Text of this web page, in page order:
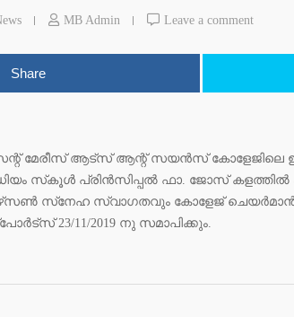
MB Admin Leave a comment
Share
മേരീസ് ആട്‌സ് ആന്റ് സയന്‍സ് കോളേജിലെ
സ്‌കൂള്‍ പ്രിന്‍സിപ്പല്‍ ഫാ. ജോസ്
സ്‌നേഹ സ്വാഗതവും കോളേജ് ചെയര്‍മാന്‍
23/11/2019 നു സമാപിക്കും.